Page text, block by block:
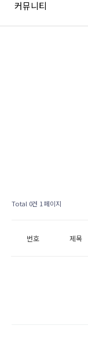
커뮤니티
Total 0건 1 페이지
번호 제목